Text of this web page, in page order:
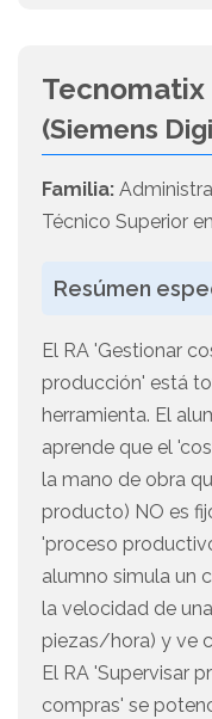
Tecnomatix
(Siemens
Familia:
Técnico Superior
Resúmen
El RA 'Gestionar
producción' está
herramienta. El
aprende que el
la mano de obra
producto) NO es
'proceso
alumno simula un
la velocidad de
piezas/hora) y ve
El RA 'Supervisar
compras' se